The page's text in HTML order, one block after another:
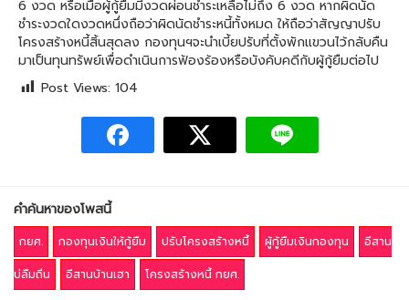
6 งวด หรือเมื่อผู้กู้ยืมมีงวดผ่อนชำระเหลือไม่ถึง 6 งวด หากผิดนัด
ชำระงวดใดงวดหนึ่งถือว่าผิดนัดชำระหนี้ทั้งหมด ให้ถือว่าสัญญาปรับ
โครงสร้างหนี้สิ้นสุดลง กองทุนฯจะนำเบี้ยปรับที่ตั้งพักแขวนไว้กลับคืน
มาเป็นทุนทรัพย์เพื่อดำเนินการฟ้องร้องหรือบังคับคดีกับผู้กู้ยืมต่อไป
Post Views: 104
คำค้นหาของโพสนี้
กยศ. กองทุนเงินให้กู้ยืม ปรับโครงสร้างหนี้ ผู้กู้ยืมเงินกองทุน
อีสาน
บ่ลืมถิ่น
อีสานบ้านเฮา โครงสร้างหนี้ กยศ.